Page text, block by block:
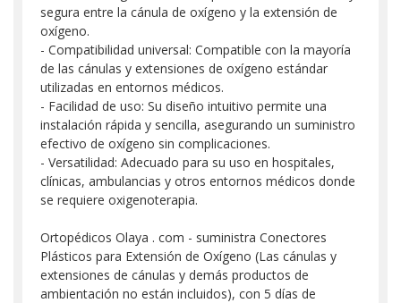
segura entre la cánula de oxígeno y la extensión de
oxígeno.
- Compatibilidad universal: Compatible con la mayoría
de las cánulas y extensiones de oxígeno estándar
utilizadas en entornos médicos.
- Facilidad de uso: Su diseño intuitivo permite una
instalación rápida y sencilla, asegurando un suministro
efectivo de oxígeno sin complicaciones.
- Versatilidad: Adecuado para su uso en hospitales,
clínicas, ambulancias y otros entornos médicos donde
se requiere oxigenoterapia.
Ortopédicos Olaya . com - suministra Conectores
Plásticos para Extensión de Oxígeno (Las cánulas y
extensiones de cánulas y demás productos de
ambientación no están incluidos), con 5 días de